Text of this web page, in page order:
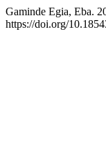
Gaminde Egia, Eba.
https://doi.org/